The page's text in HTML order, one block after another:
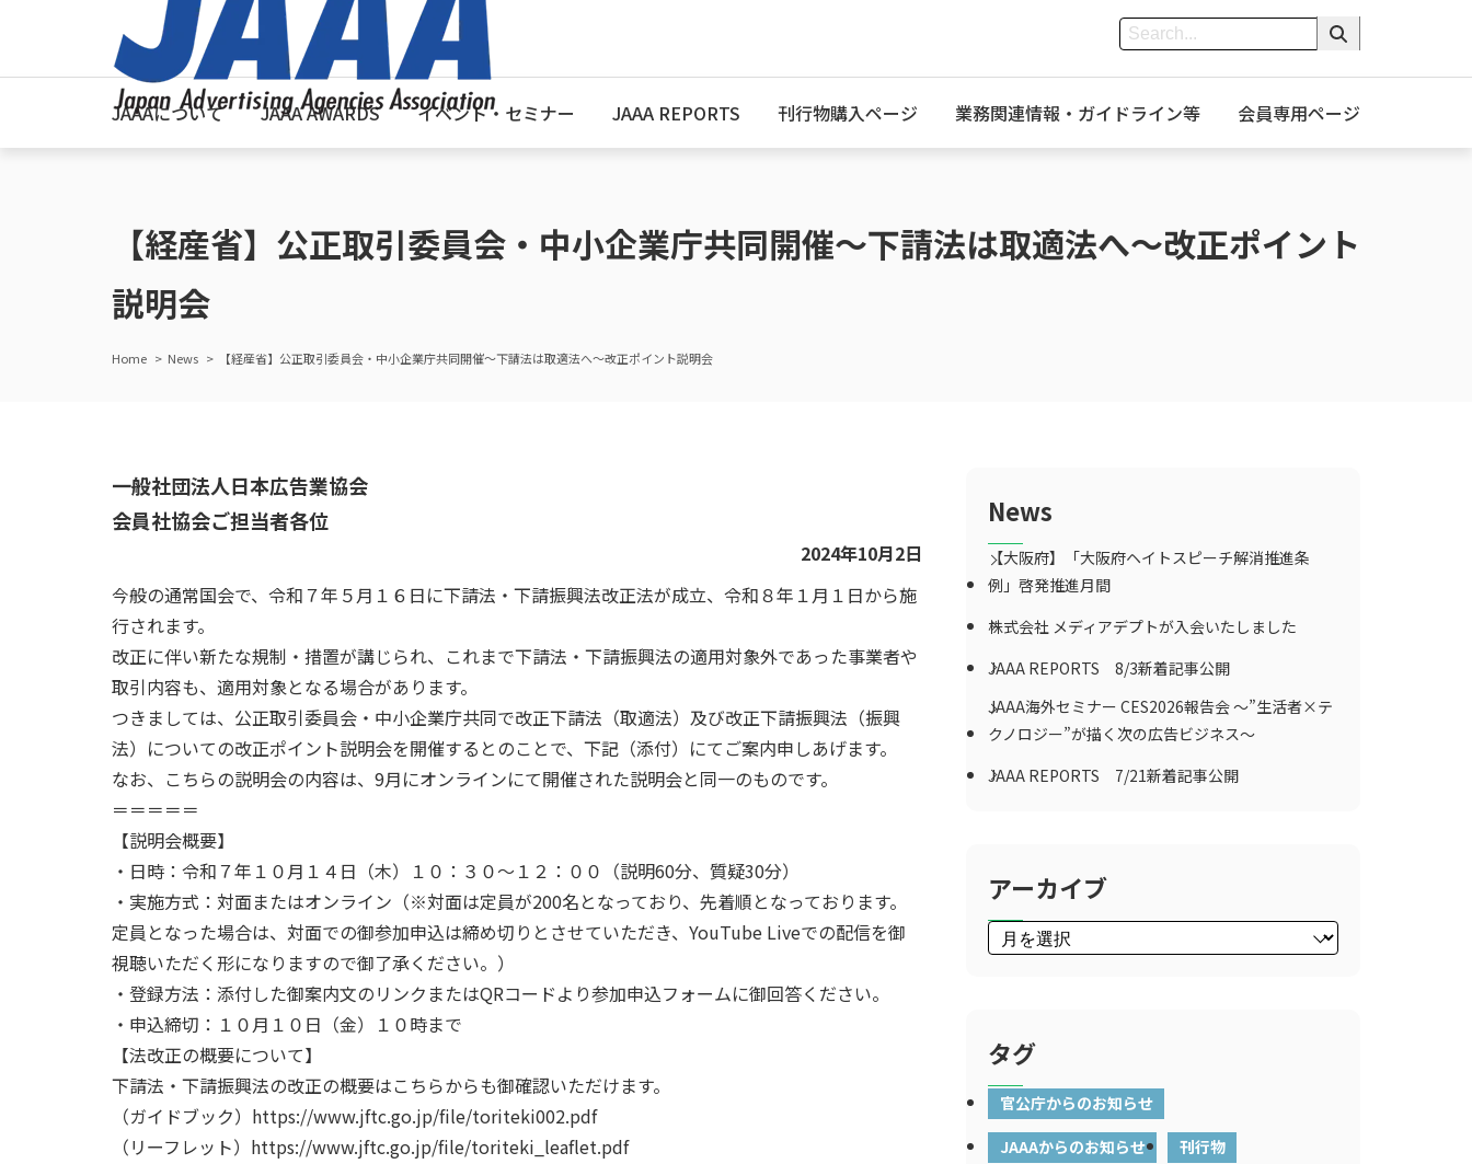
JAAAについて JAAA AWARDS イベント・セミナー JAAA REPORTS 刊行物購入ページ 業務関連情報・ガイドライン等 会員専用ページ
【経産省】公正取引委員会・中小企業庁共同開催～下請法は取適法へ～改正ポイント
説明会
Home News 【経産省】公正取引委員会・中小企業庁共同開催～下請法は取適法へ～改正ポイント説明会
一般社団法人日本広告業協会
会員社協会ご担当者各位
2024年10月2日
今般の通常国会で、令和７年５月１６日に下請法・下請振興法改正法が成立、令和８年１月１日から施
行されます。
改正に伴い新たな規制・措置が講じられ、これまで下請法・下請振興法の適用対象外であった事業者や
取引内容も、適用対象となる場合があります。
つきましては、公正取引委員会・中小企業庁共同で改正下請法（取適法）及び改正下請振興法（振興
法）についての改正ポイント説明会を開催するとのことで、下記（添付）にてご案内申しあげます。
なお、こちらの説明会の内容は、9月にオンラインにて開催された説明会と同一のものです。
＝＝＝＝＝
【説明会概要】
・日時：令和７年１０月１４日（木）１０：３０～１２：００（説明60分、質疑30分）
・実施方式：対面またはオンライン（※対面は定員が200名となっており、先着順となっております。
定員となった場合は、対面での御参加申込は締め切りとさせていただき、YouTube Liveでの配信を御
視聴いただく形になりますので御了承ください。）
・登録方法：添付した御案内文のリンクまたはQRコードより参加申込フォームに御回答ください。
・申込締切：１０月１０日（金）１０時まで
【法改正の概要について】
下請法・下請振興法の改正の概要はこちらからも御確認いただけます。
（ガイドブック） https://www.jftc.go.jp/file/toriteki002.pdf
（リーフレット） https://www.jftc.go.jp/file/toriteki_leaflet.pdf
News
【大阪府】「大阪府ヘイトスピーチ解消推進条
例」啓発推進月間
株式会社 メディアデプトが入会いたしました
JAAA REPORTS 8/3新着記事公開
JAAA海外セミナー CES2026報告会 ～”生活者×テ
クノロジー”が描く次の広告ビジネス～
JAAA REPORTS 7/21新着記事公開
アーカイブ
タグ
官公庁からのお知らせ
JAAAからのお知らせ
刊行物